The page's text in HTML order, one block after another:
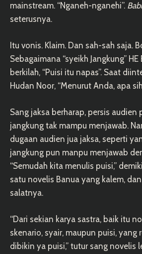
mainstream. “Nganeh-nganehi”.
seterusnya.
Itu vonis. Klaim. Dan sah-sah saja.
Sebagaimana “syeikh Jangkung”
berkilah, “Puisi itu napas”. Saat
Hudan Noor, “Menurut Anda, apa
Sang jaksa berharap, persis audien
jangkung tak mampu menjawab.
dugaan audien jua jaksa, seperti
jangkung pun manpu menjawab
“Semudah kita menulis puisi,”
satu novelis Banua yang kalem,
salatnya.
“Dari sekian karya sastra, baik itu
skenario, syair, maupun puisi, yang
dibikin ya puisi,” tutur sang novelis